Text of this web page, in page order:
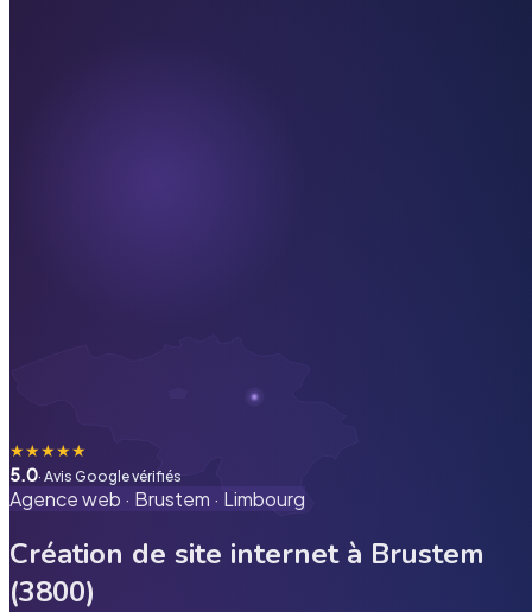
★★★★★
5.0· Avis Google vérifiés
Agence web · Brustem · Limbourg
Création de site internet à Brustem
(3800)